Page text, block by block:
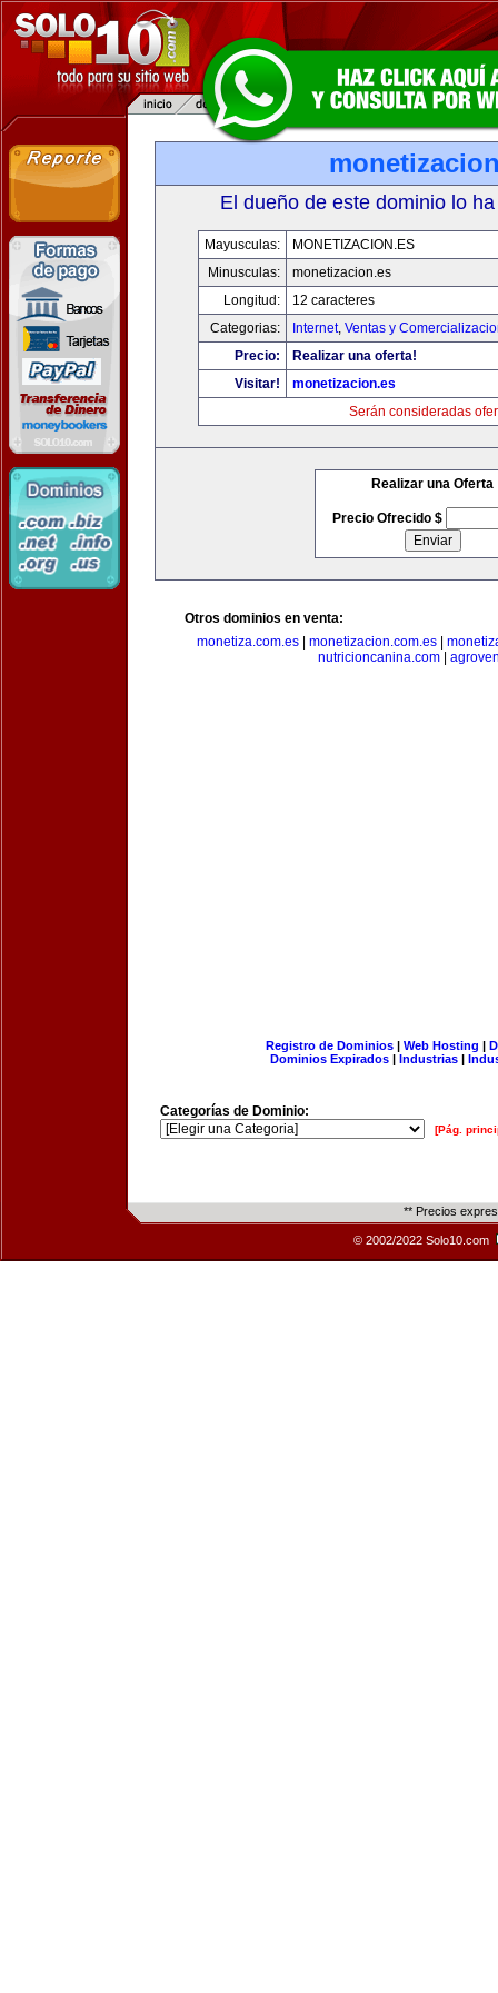
El dueño de este dominio lo
Mayusculas:
MONETIZACION.ES
Minusculas:
monetizacion.es
Longitud:
12 caracteres
Categorias:
Internet, Ventas y
Precio:
Realizar una oferta!
Visitar!
monetizacion.es
Serán consideradas
Realizar una Oferta
Precio Ofrecido $
Otros dominios en venta:
monetiza.com.es| monetizacion.com.es|
nutricioncanina.com
Registro de Dominios| Web Hosting |
Dominios Expirados | Industrias |
Categorías de Dominio:
[Pág.
** Precios
© 2002/2022 Solo10.com